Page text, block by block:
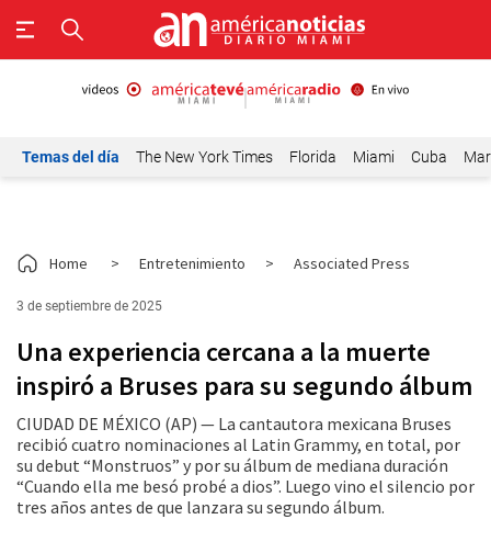
Temas del día The New York Times Florida Miami Cuba
Home > Entretenimiento > Associated Press
3 de septiembre de 2025
Una experiencia cercana a la muerte
inspiró a Bruses para su segundo álbum
CIUDAD DE MÉXICO (AP) — La cantautora mexicana Bruses
recibió cuatro nominaciones al Latin Grammy, en total, por
su debut “Monstruos” y por su álbum de mediana duración
“Cuando ella me besó probé a dios”. Luego vino el silencio por
tres años antes de que lanzara su segundo álbum.